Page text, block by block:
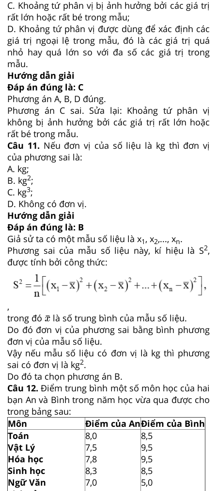
C. Khoảng tứ phân vị bị ảnh hưởng bởi các giá trị
rất lớn hoặc rất bé trong mẫu;
D. Khoảng tứ phân vị được dùng để xác định các
giá trị ngoại lệ trong mẫu, đó là các giá trị quá
nhỏ hay quá lớn so với đa số các giá trị trong
mẫu.
Hướng dẫn giải
Đáp án đúng là: C
Phương án A, B, D đúng.
Phương án C sai. Sửa lại: Khoảng tứ phân vị
không bị ảnh hưởng bởi các giá trị rất lớn hoặc
rất bé trong mẫu.
Câu 11. Nếu đơn vị của số liệu là kg thì đơn vị
của phương sai là:
A. kg;
B. kg2;
C. kg3;
D. Không có đơn vị.
Hướng dẫn giải
Đáp án đúng là: B
Giả sử ta có một mẫu số liệu là x1 , x2,..., xn.
Phương sai của mẫu số liệu này, kí hiệu là S2,
được tính bởi công thức:
,
trong đó ¯
x
x ¯là số trung bình của mẫu số liệu.
Do đó đơn vị của phương sai bằng bình phương
đơn vị của mẫu số liệu.
Vậy nếu mẫu số liệu có đơn vị là kg thì phương
sai có đơn vị là kg2.
Do đó ta chọn phương án B.
Câu 12. Điểm trung bình một số môn học của hai
bạn An và Bình trong năm học vừa qua được cho
trong bảng sau:
Môn
Điểm của AnĐiểm của Bình
Toán
Vật Lý
Hóa học
Sinh học
Ngữ Văn
8,0
7,5
7,8
8,3
7,0
8,5
9,5
9,5
8,5
5,0